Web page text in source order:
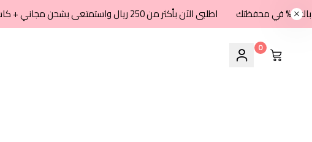
اطلبى الآن بأكثر من 250 ريال واستمتعى بشحن مجاني + كاش باك 8% في محفظتك
0